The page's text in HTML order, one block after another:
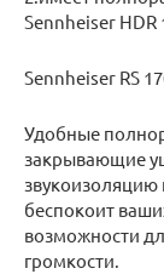
Sennheiser HDR
Sennheiser RS
Удобные
закрывающие
звукоизоляцию
беспокоит
возможности
громкости.